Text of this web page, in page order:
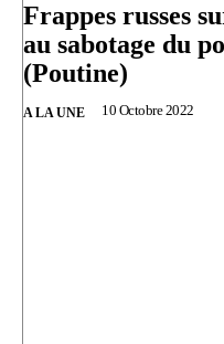
Frappes russes
au sabotage du
(Poutine)
A LA UNE 10 Octobre 2022